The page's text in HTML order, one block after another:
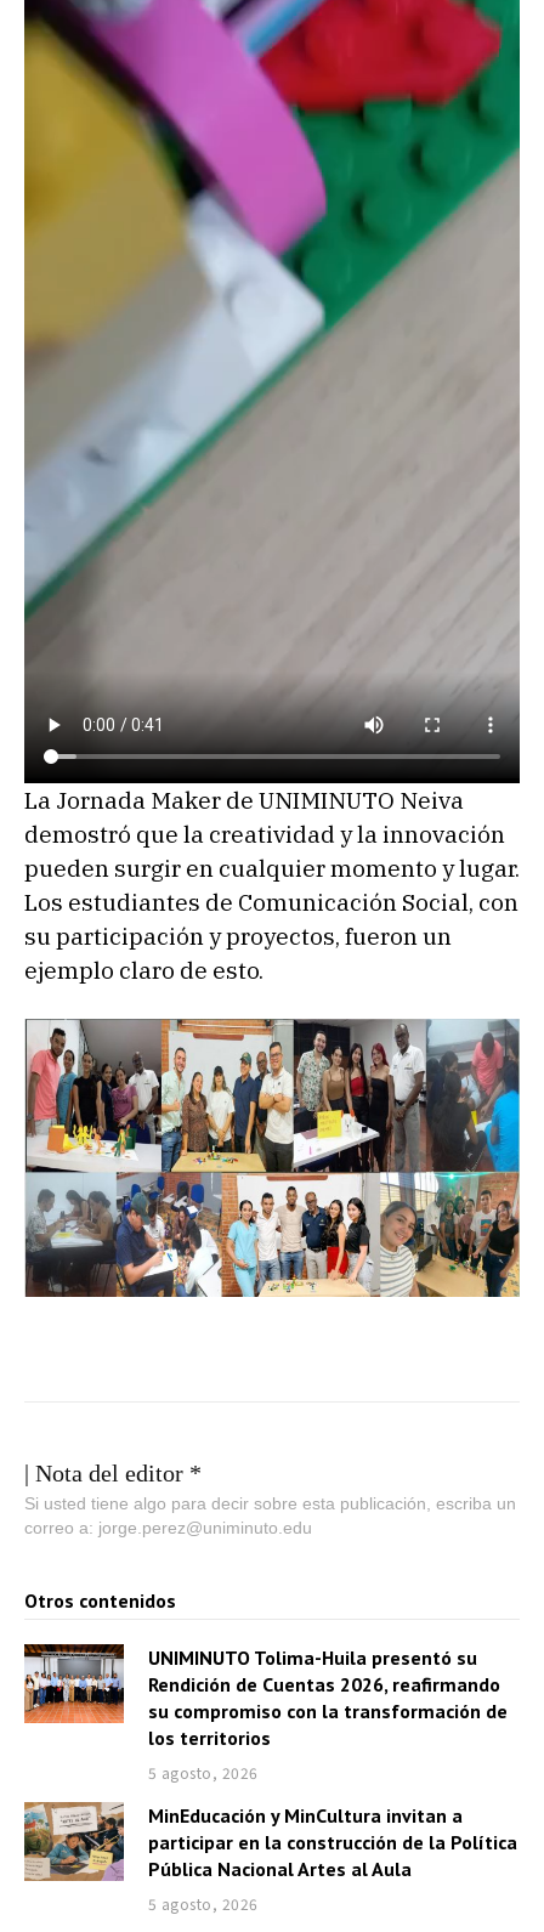
La Jornada Maker de UNIMINUTO Neiva
demostró que la creatividad y la innovación
pueden surgir en cualquier momento y lugar.
Los estudiantes de Comunicación Social, con
su participación y proyectos, fueron un
ejemplo claro de esto.
| Nota del editor *
Si usted tiene algo para decir sobre esta publicación, escriba un
correo a: jorge.perez@uniminuto.edu
Otros contenidos
UNIMINUTO Tolima-Huila presentó su
Rendición de Cuentas 2026, reafirmando
su compromiso con la transformación de
los territorios
5 agosto, 2026
MinEducación y MinCultura invitan a
participar en la construcción de la Política
Pública Nacional Artes al Aula
5 agosto, 2026